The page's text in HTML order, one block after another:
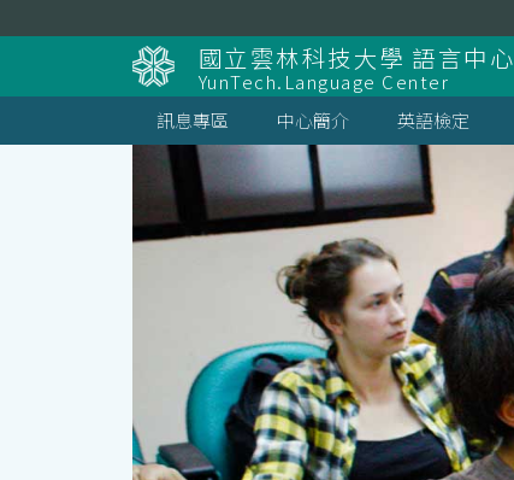
到
國立雲林科技大學 語言中心
YunTech.Language Center
訊息專區
中心簡介 英語檢定